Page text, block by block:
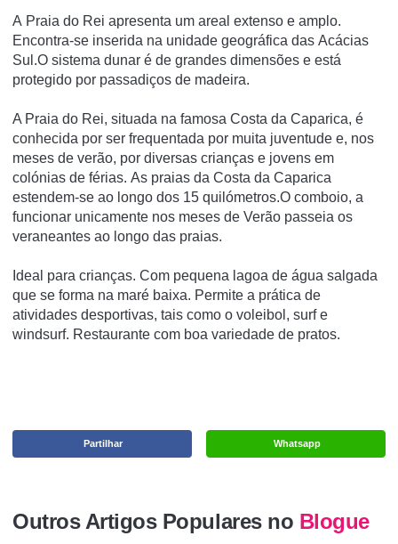
A Praia do Rei apresenta um areal extenso e amplo.
Encontra-se inserida na unidade geográfica das Acácias
Sul.O sistema dunar é de grandes dimensões e está
protegido por passadiços de madeira.
A Praia do Rei, situada na famosa Costa da Caparica, é
conhecida por ser frequentada por muita juventude e, nos
meses de verão, por diversas crianças e jovens em
colónias de férias. As praias da Costa da Caparica
estendem-se ao longo dos 15 quilómetros.O comboio, a
funcionar unicamente nos meses de Verão passeia os
veraneantes ao longo das praias.
Ideal para crianças. Com pequena lagoa de água salgada
que se forma na maré baixa. Permite a prática de
atividades desportivas, tais como o voleibol, surf e
windsurf. Restaurante com boa variedade de pratos.
Whatsapp
Partilhar
Outros Artigos Populares no Blogue